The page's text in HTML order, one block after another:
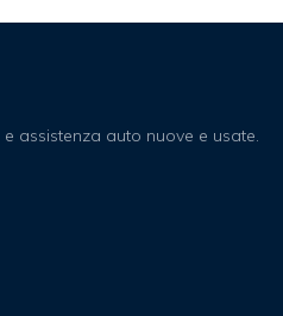
assistenza auto nuove e usate.